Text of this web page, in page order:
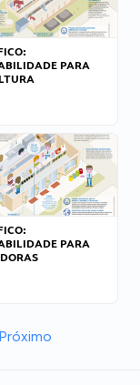
PARA
PARA
Próximo